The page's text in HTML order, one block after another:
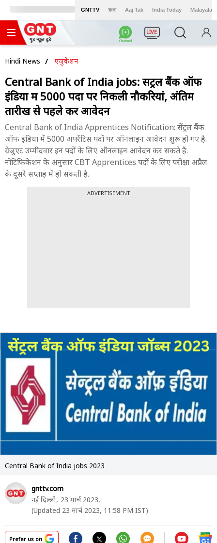
GNTTV বাংলা Aaj Tak India Today Malayalam
LIVE
Hindi News एजुकेशन
Central Bank of India jobs: सेंट्रल बैंक ऑफ
इंडिया में 5000 पदों पर निकली नौकरियां, अंतिम
तारीख से पहले करें आवेदन
Central Bank of India Apprentices Notification: सेंट्रल बैंक
ऑफ इंडिया में 5000 अपरेंटिस पदों पर ऑनलाइन आवेदन शुरू हो गए है.
ग्रेजुएट उम्मीदवार इन पदों के लिए ऑनलाइन आवेदन कर सकते है.
नोटिफिकेशन के अनुसार CBT Apprentices पदों के लिए परीक्षा अप्रैल
के दूसरे सप्ताह में हो सकती है.
ADVERTISEMENT
Central Bank of India jobs 2023
gnttv.com
नई दिल्ली, 23 मार्च 2023,
(Updated 23 मार्च 2023, 11:58 PM IST)
Prefer us on